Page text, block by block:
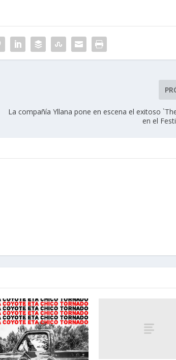
La compañía Yllana pone en escena el exitoso
en el